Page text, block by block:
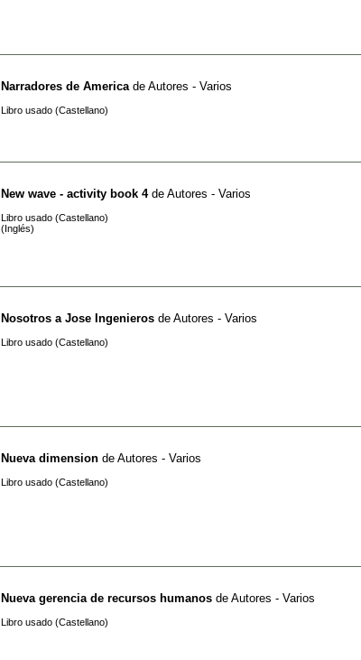
Narradores de America de Autores - Varios
Libro usado (Castellano)
New wave - activity book 4de Autores - Varios
Libro usado (Castellano)
(Inglés)
Nosotros a Jose Ingenieros de Autores - Varios
Libro usado (Castellano)
Nueva dimension de Autores - Varios
Libro usado (Castellano)
Nueva gerencia de recursos humanos de Autores - Varios
Libro usado (Castellano)